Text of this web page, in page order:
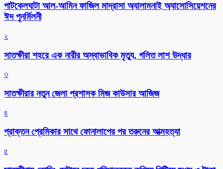
পাটকেলঘাটা আল-আমিন ফাজিল মাদ্রাসা অ্যালামনাই অ্যাসোসিয়েশনের
ঈদ পুনর্মিলনী
২
সাতক্ষীরা শহরে এক নারীর অস্বাভাবিক মৃত্যু, গলিত লাশ উদ্ধার
৩
সাতক্ষীরার নতুন জেলা প্রশাসক মিজ কাউসার আজিজ
৪
প্রাক্তন প্রেমিকার সাথে ফোনালাপের পর তরুনের আত্মহত্যা
৫